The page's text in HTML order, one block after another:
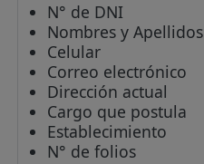
N° de DNI
Nombres y Apellidos
Celular
Correo electrónico
Dirección actual
Cargo que postula
Establecimiento
N° de folios